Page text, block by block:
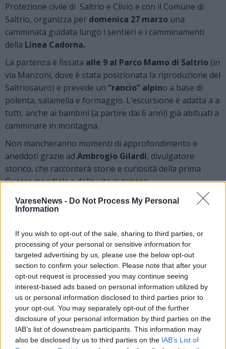
VareseNews - Do Not Process My Personal
Information
If you wish to opt-out of the sale, sharing to third parties, or
processing of your personal or sensitive information for
targeted advertising by us, please use the below opt-out
section to confirm your selection. Please note that after your
opt-out request is processed you may continue seeing
interest-based ads based on personal information utilized by
us or personal information disclosed to third parties prior to
your opt-out. You may separately opt-out of the further
disclosure of your personal information by third parties on the
IAB’s list of downstream participants. This information may
also be disclosed by us to third parties on the IAB’s List of
Protezione civile di Saltrio e Clivio e con il Comune di
Saltrio, organizza per domenica 27 marzo una
camminata guidata lungo i sentieri e i camminamenti
della Linea Cadorna.
La partenza è fissata alle 9 al Parco Mamo di Saltrio (in
via Manzoni, dove è stata posizionata la riproduzione del
Saltriosauro) e prevede un “rancio” alpino a base di
polenta, salamella e formaggio. L’escursione è adatta a a
tutti, anche ai bambini (a partire dai 6 anni) già abituati a
camminare in montagna.
Non mancheranno momenti di approfondimento e
aneddoti grazie ad Ambrogio Gilardi, divulgatore
storico, che racconterà storie e curiosità della prima
Guerra mondiale e della vita in trincea.
Il costo di partecipazione (compreso il pranzo) è di
19
euro per gli adulti e di 12 per i ragazzini fino a 12
Per le iscrizioni scrivere una mail a:
sullalineacadorna@gmail.comoppure telefonare al
numero 340 9266 691
Il ricavato dell’iniziativa verrà interamente devoluto per
sostenere gli aiuti e l’accoglienza alla popolazione
dell’Ucraina.
Qui la locandina con tutti i dettagli